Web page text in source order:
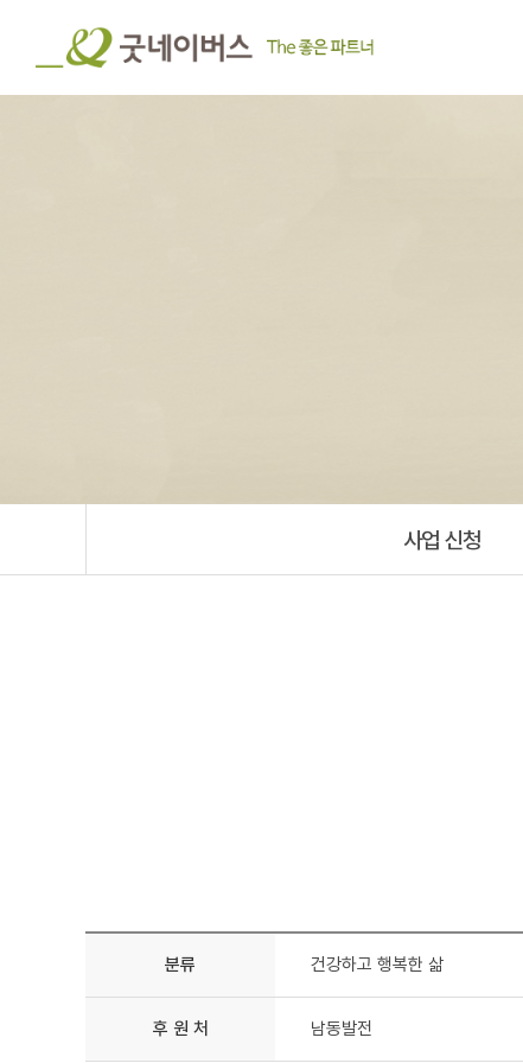
사업 신청
분류 건강하고 행복한 삶
후 원 처 남동발전